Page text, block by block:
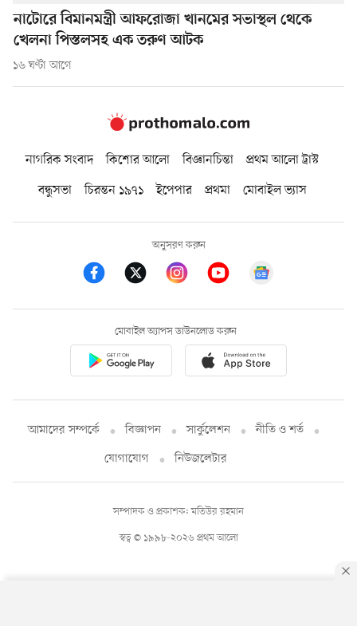
নাটোরে বিমানমন্ত্রী আফরোজা খানমের সভাস্থল থেকে
খেলনা পিস্তলসহ এক তরুণ আটক
১৬ ঘণ্টা আগে
নাগরিক সংবাদ কিশোর আলো বিজ্ঞানচিন্তা
প্রথম আলো ট্রাস্ট
বন্ধুসভা
চিরন্তন ১৯৭১ ইপেপার প্রথমা মোবাইল ভ্যাস
অনুসরণ করুন
মোবাইল অ্যাপস ডাউনলোড করুন
আমাদের সম্পর্কে বিজ্ঞাপন সার্কুলেশন
নীতি ও শর্ত
যোগাযোগ
নিউজলেটার
স্বত্ব © ১৯৯৮-২০২৬ প্রথম আলো
সম্পাদক ও প্রকাশক: মতিউর রহমান